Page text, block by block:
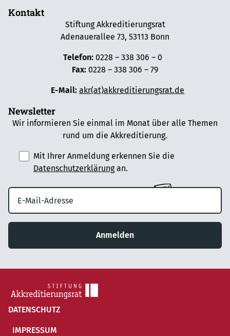
Kontakt
Stiftung Akkreditierungsrat
Adenauerallee 73, 53113 Bonn
Telefon:0228 – 338 306 – 0
Fax: 0228 – 338 306 – 79
E-Mail: akr(at)akkreditierungsrat.de
Newsletter
Wir informieren Sie einmal im Monat über alle Themen
rund um die Akkreditierung.
Mit Ihrer Anmeldung erkennen Sie die
Datenschutzerklärungan.
Anmelden
DATENSCHUTZ
IMPRESSUM